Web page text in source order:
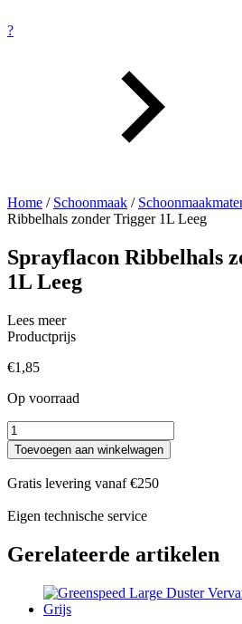
?
Home / Schoonmaak /
Ribbelhals zonder Trigger 1L Leeg
Sprayflacon Ribbelhals
1L Leeg
Lees meer
Productprijs
€1,85
Op voorraad
Sprayflacon
Ribbelhals
zonder
Trigger
1L
Leeg
aantal
Toevoegen aan winkelwagen
Gratis levering vanaf €250
Eigen technische service
Gerelateerde artikelen